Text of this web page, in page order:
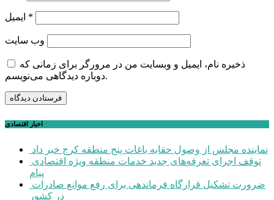
*
وب‌ سایت
ذخیره نام، ایمیل و وبسایت من در مرورگر برای زمانی که
دوباره دیدگاهی می‌نویسم.
اخبار اقتصادی
نماینده مجلس از وصول حقابه باغات پنج منطقه کرج خبر داد
پیام
در کشور